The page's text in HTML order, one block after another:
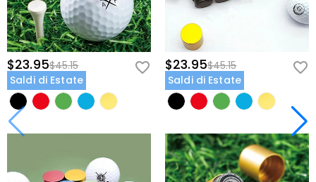
$23.95$45.15
Saldi di Estate
$23.95$45.15
Saldi di Estate